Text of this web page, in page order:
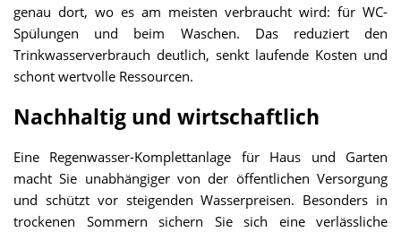
genau dort, wo es am meisten verbraucht wird: für WC-
Spülungen und beim Waschen. Das reduziert den
Trinkwasserverbrauch deutlich, senkt laufende Kosten und
schont wertvolle Ressourcen.
Nachhaltig und wirtschaftlich
Eine Regenwasser-Komplettanlage für Haus und Garten
macht Sie unabhängiger von der öffentlichen Versorgung
und schützt vor steigenden Wasserpreisen. Besonders in
trockenen Sommern sichern Sie sich eine verlässliche